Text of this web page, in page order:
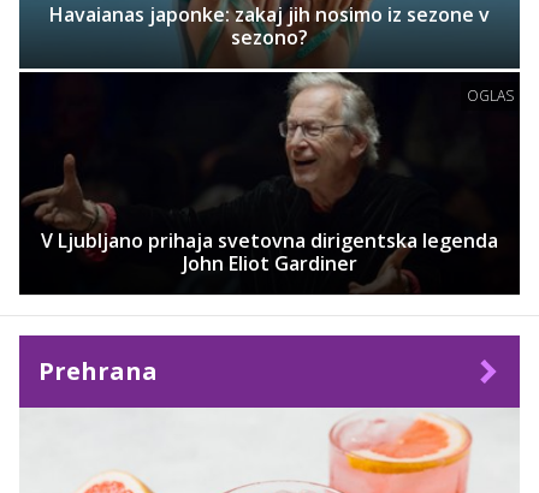
Havaianas japonke: zakaj jih nosimo iz sezone v
sezono?
OGLAS
V Ljubljano prihaja svetovna dirigentska legenda
John Eliot Gardiner
Prehrana